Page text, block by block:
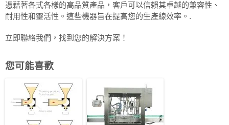
憑藉著各式各樣的高品質產品，客戶可以信賴其卓越的兼容性、
耐用性和靈活性。這些機器旨在提高您的生產線效率。.
立即聯絡我們，找到您的解決方案！
您可能喜歡